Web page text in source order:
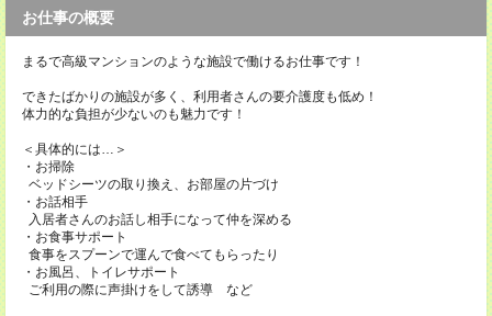
お仕事の概要
まるで高級マンションのような施設で働けるお仕事です！
できたばかりの施設が多く、利用者さんの要介護度も低め！
体力的な負担が少ないのも魅力です！
＜具体的には…＞
・お掃除
ベッドシーツの取り換え、お部屋の片づけ
・お話相手
入居者さんのお話し相手になって仲を深める
・お食事サポート
食事をスプーンで運んで食べてもらったり
・お風呂、トイレサポート
ご利用の際に声掛けをして誘導 など